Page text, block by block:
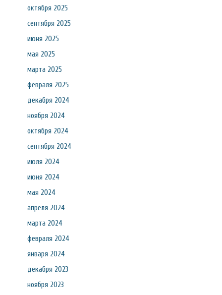
октября 2025
сентября 2025
июня 2025
мая 2025
марта 2025
февраля 2025
декабря 2024
ноября 2024
октября 2024
сентября 2024
июля 2024
июня 2024
мая 2024
апреля 2024
марта 2024
февраля 2024
января 2024
декабря 2023
ноября 2023